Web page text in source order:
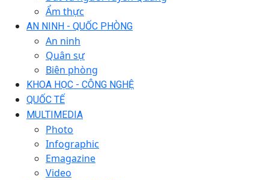
Ẩm thực
AN NINH - QUỐC PHÒNG
An ninh
Quân sự
Biên phòng
KHOA HỌC - CÔNG NGHỆ
QUỐC TẾ
MULTIMEDIA
Photo
Infographic
Emagazine
Video